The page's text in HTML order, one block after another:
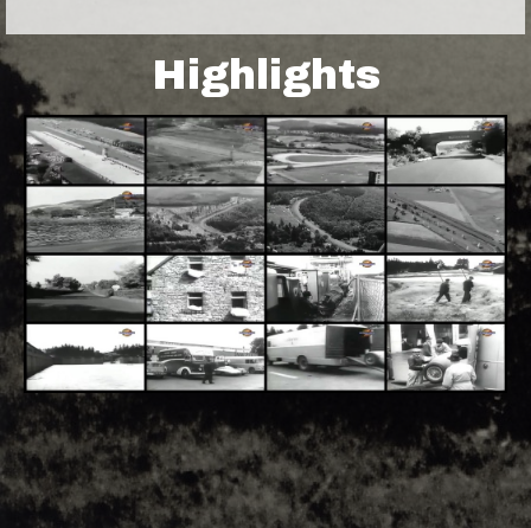
Highlights
Adsense - F1 World - 50s